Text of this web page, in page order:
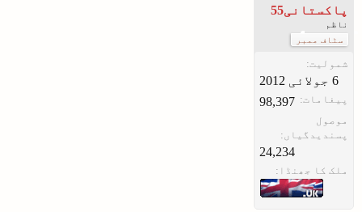
پاکستانی55
ناظم
سٹاف ممبر
شمولیت:
پیغامات: 98,397
موصول
پسندیدگیاں:
24,234
ملک کا جھنڈا: